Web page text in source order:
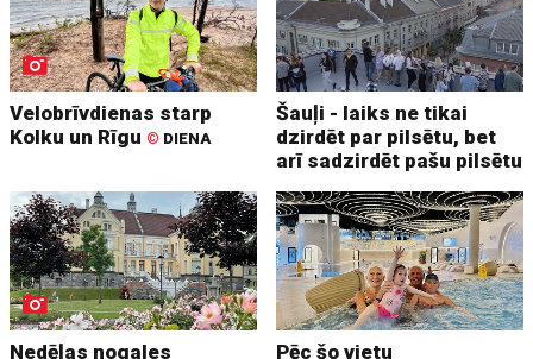
Velobrīvdienas starp
Kolku un Rīgu © DIENA
Šauļi - laiks ne tikai
dzirdēt par pilsētu, bet
arī sadzirdēt pašu pilsētu
Nedēļas nogales
Pēc šo vietu